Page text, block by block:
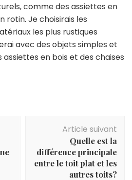
comme des assiettes en
rotin. Je choisirais les
les plus rustiques
avec des objets simples et
en bois et des chaises
Article suivant
Quelle est la
différence principale
entre le toit plat et les
autres toits?